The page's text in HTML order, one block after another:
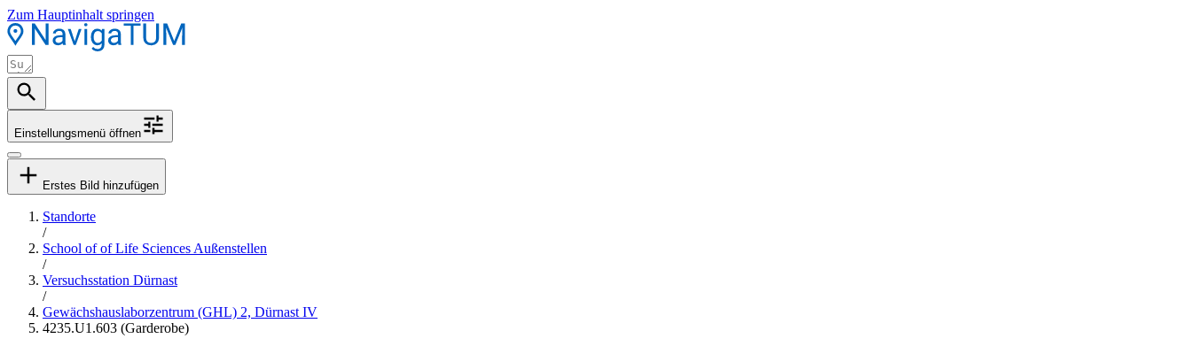
Zum Hauptinhalt springen
Einstellungsmenü öffnen
Erstes Bild hinzufügen
Standorte
/
School of of Life Sciences Außenstellen
/
Versuchsstation Dürnast
/
Gewächshauslaborzentrum (GHL) 2, Dürnast IV
4235.U1.603 (Garderobe)